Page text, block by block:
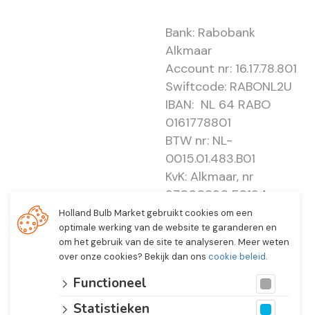
Bank: Rabobank
Alkmaar
Account nr: 16.17.78.801
Swiftcode: RABONL2U
IBAN: NL 64 RABO
0161778801
BTW nr: NL-
0015.01.483.B01
KvK: Alkmaar, nr
37000830 E0194 -
EBO 505
Holland Bulb Market gebruikt cookies om een
optimale werking van de website te garanderen en
om het gebruik van de site te analyseren. Meer weten
over onze cookies? Bekijk dan ons cookie beleid.
Functioneel
Statistieken